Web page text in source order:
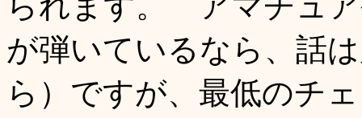
が弾いているなら、話
ら）ですが、最低のチ